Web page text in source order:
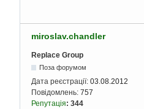
miroslav.chandler
Replace Group
Поза форумом
Дата реєстрації: 03.08.2012
Повідомлень: 757
Репутація: 344